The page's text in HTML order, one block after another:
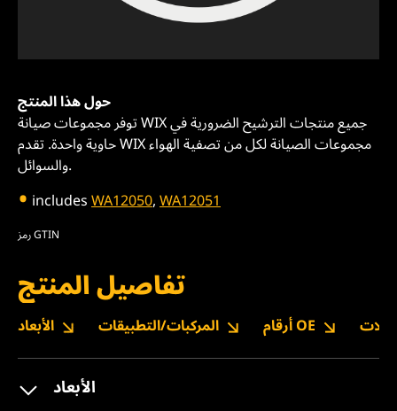
حول هذا المنتج
توفر مجموعات صيانة WIX جميع منتجات الترشيح الضرورية في
حاوية واحدة. تقدم WIX مجموعات الصيانة لكل من تصفية الهواء
والسوائل.
includesWA12050,WA12051
رمز GTIN
تفاصيل المنتج
الأبعاد المركبات/التطبيقات أرقام OE
الأبعاد